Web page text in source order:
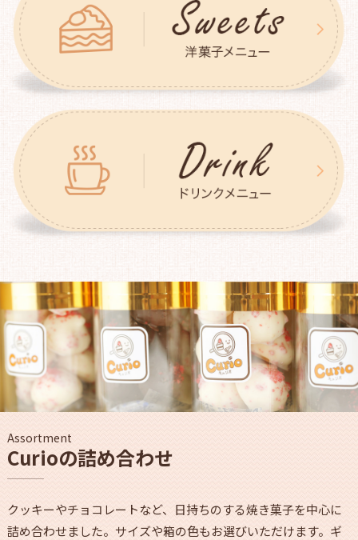
Assortment
Curioの詰め合わせ
クッキーやチョコレートなど、日持ちのする焼き菓子を中心に
詰め合わせました。サイズや箱の色もお選びいただけます。ギ